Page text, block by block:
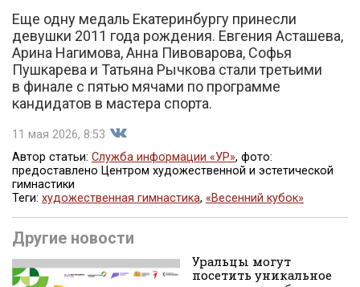
Еще одну медаль Екатеринбургу принесли
девушки 2011 года рождения. Евгения Асташева,
Арина Нагимова, Анна Пивоварова, Софья
Пушкарева и Татьяна Рычкова стали третьими
в финале с пятью мячами по программе
кандидатов в мастера спорта.
11 мая 2026, 8:53
Поделиться
Автор статьи: Служба информации «УР», фото:
предоставлено Центром художественной и эстетической
гимнастики
Теги: художественная гимнастика, «Весенний кубок»
Другие новости
Уральцы могут
посетить уникальное